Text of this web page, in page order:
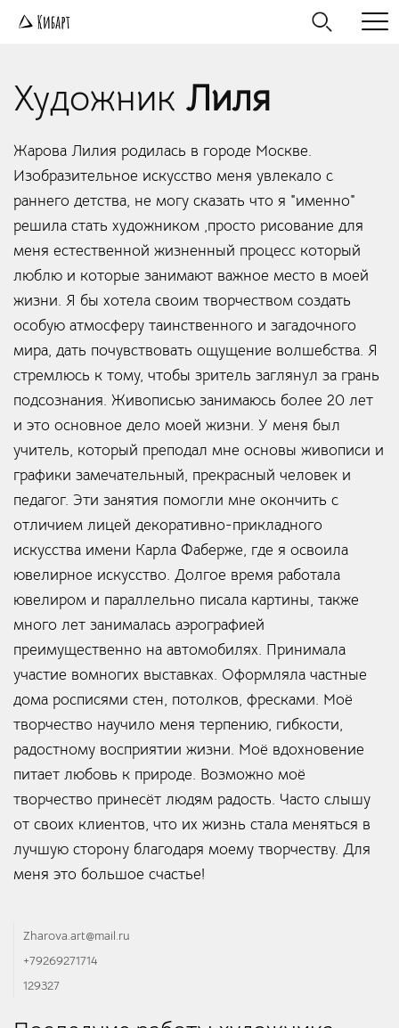
Художник Лиля
Жарова Лилия родилась в​ городе Москве.
Изобразительное искусство меня увлекало с
раннего детства, не могу сказать что я "именно"
решила стать художником ,просто рисование для
меня естественной жизненный процесс который
люблю и которые занимают важное место в моей
жизни. Я бы хотела своим творчеством создать
особую атмосферу таинственного и загадочного
мира, дать почувствовать ощущение волшебства. Я
стремлюсь к тому, чтобы зритель заглянул за грань
подсознания. Живописью занимаюсь более 20 лет
и это основное дело моей жизни. У меня был
учитель, который преподал мне основы живописи и
графики замечательный, прекрасный человек и
педагог. Эти занятия помогли мне окончить с
отличием лицей декоративно-прикладного
искусства имени Карла Фаберже, где я освоила
ювелирное искусство. Долгое время работала
ювелиром и параллельно писала картины, также
много лет занималась аэрографией
преимущественно на автомобилях. Принимала
участие вомногих выставках. Оформляла частные
дома росписями стен, потолков, фресками. Моё
творчество научило меня терпению, гибкости,
радостному восприятии жизни. Моё вдохновение
питает любовь к природе. Возможно моё
творчество принесёт людям радость. Часто слышу
от своих клиентов, что их жизнь стала меняться в
лучшую сторону благодаря моему творчеству. Для
меня это большое счастье!
Zharova.art@mail.ru
+79269271714
129327